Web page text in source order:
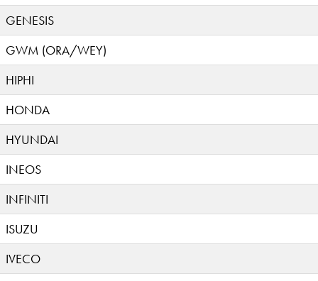
GENESIS
GWM (ORA/WEY)
HIPHI
HONDA
HYUNDAI
INEOS
INFINITI
ISUZU
IVECO